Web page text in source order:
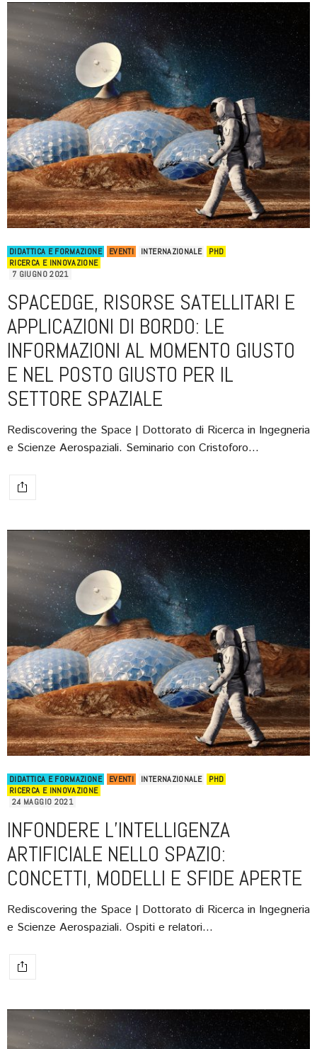
DIDATTICA E FORMAZIONE EVENTI INTERNAZIONALE
PHD
RICERCA E INNOVAZIONE
7 GIUGNO 2021
SPACEDGE, RISORSE SATELLITARI E
APPLICAZIONI DI BORDO: LE
INFORMAZIONI AL MOMENTO GIUSTO
E NEL POSTO GIUSTO PER IL
SETTORE SPAZIALE
Rediscovering the Space | Dottorato di Ricerca in Ingegneria
e Scienze Aerospaziali. Seminario con Cristoforo…
DIDATTICA E FORMAZIONE EVENTI INTERNAZIONALE
PHD
RICERCA E INNOVAZIONE
24 MAGGIO 2021
INFONDERE L’INTELLIGENZA
ARTIFICIALE NELLO SPAZIO:
CONCETTI, MODELLI E SFIDE APERTE
Rediscovering the Space | Dottorato di Ricerca in Ingegneria
e Scienze Aerospaziali. Ospiti e relatori…